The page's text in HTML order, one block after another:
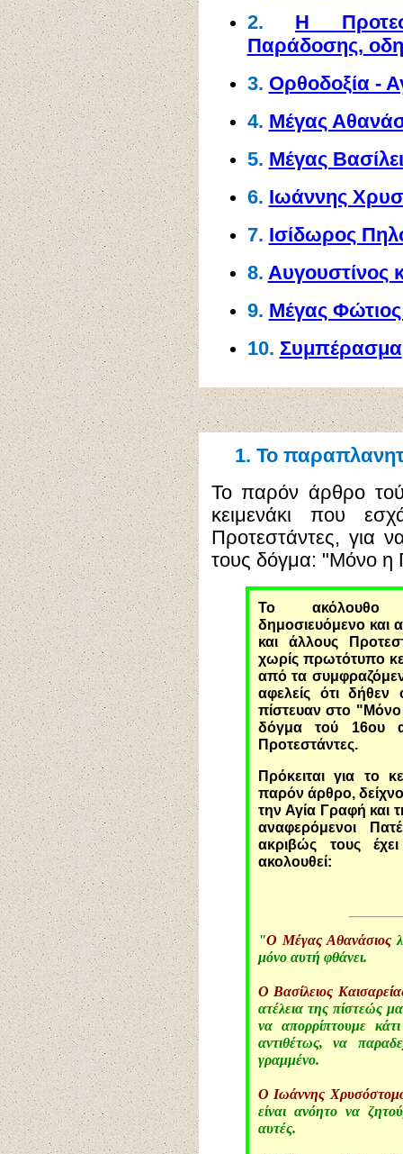
2. Η
Παράδοσης,
3. Ορθοδοξία -
4. Μέγας
5. Μέγας
6. Ιωάννης
7. Ισίδωρος
8. Αυγουστίνος
9. Μέγας
10. Συμπέρασμα
1. Το
Το παρόν άρθρο
κειμενάκι που
Προτεστάντες, για
τους δόγμα: "Μόνο η
Το ακόλουθο
δημοσιευόμενο και
και άλλους
χωρίς πρωτότυπο
από τα
αφελείς ότι δήθεν
πίστευαν στο
δόγμα τού 16ου
Προτεστάντες.
Πρόκειται για το
παρόν άρθρο,
την Αγία Γραφή και
αναφερόμενοι
ακριβώς τους
ακολουθεί:
"Ο Μέγας Αθανάσιος
μόνο αυτή φθάνει.
Ο Βασίλειος
ατέλεια της πίστεώς
να απορρίπτουμε
αντιθέτως, να
γραμμένο.
Ο Ιωάννης
είναι ανόητο να
αυτές.